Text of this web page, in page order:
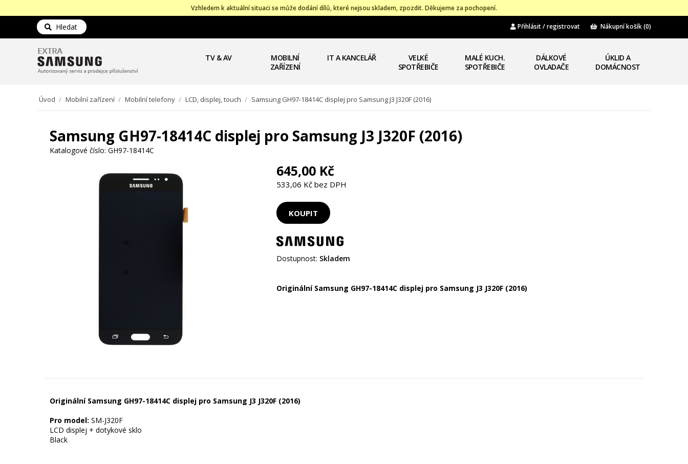
Vzhledem k aktuální situaci se může dodání dílů, které nejsou skladem, zpozdit. Děkujeme za pochopení.
Hledat Přihlásit / registrovat Nákupní košík(0)
TV & AV
MOBILNÍ
ZAŘÍZENÍ
IT A KANCELÁŘ
VELKÉ
SPOTŘEBIČE
MALÉ KUCH.
SPOTŘEBIČE
DÁLKOVÉ
OVLADAČE
ÚKLID A
DOMÁCNOST
Úvod / Mobilní zařízení / Mobilní telefony / LCD, displej, touch / Samsung GH97-18414C displej pro Samsung J3 J320F (2016)
Samsung GH97-18414C displej pro Samsung J3 J320F (2016)
Katalogové číslo: GH97-18414C
645,00 Kč
533,06 Kč bez DPH
Dostupnost: Skladem
Originální Samsung GH97-18414C displej pro Samsung J3 J320F (2016)
Originální Samsung GH97-18414C displej pro Samsung J3 J320F (2016)
Pro model: SM-J320F
LCD displej + dotykové sklo
Black